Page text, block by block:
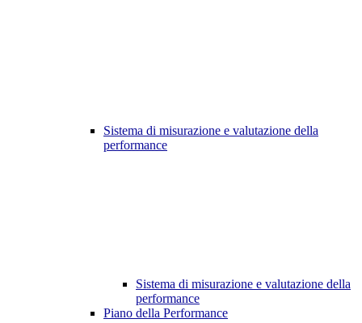
Sistema di misurazione e valutazione della
performance
Sistema di misurazione e valutazione della
performance
Piano della Performance